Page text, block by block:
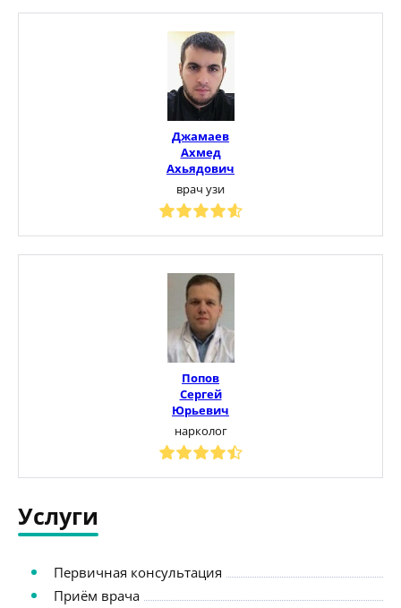
Джамаев
Ахмед
Ахьядович
врач узи
Попов
Сергей
Юрьевич
нарколог
Услуги
Первичная консультация
Приём врача